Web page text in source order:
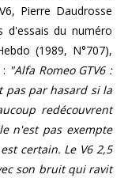
Pierre Daudrosse
d'essais du numéro
(1989, N°707),
"Alfa Romeo GTV6 :
pas par hasard si la
redécouvrent
n'est pas exempte
certain. Le V6 2,5
son bruit qui ravit